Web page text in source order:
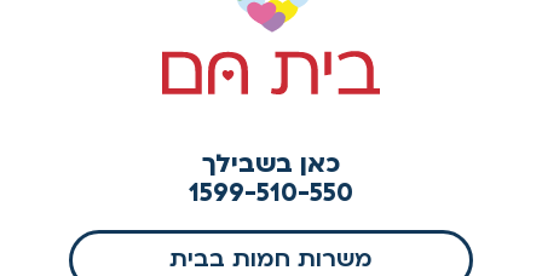
כאן בשבילך
1599-510-550
משרות חמות בבית